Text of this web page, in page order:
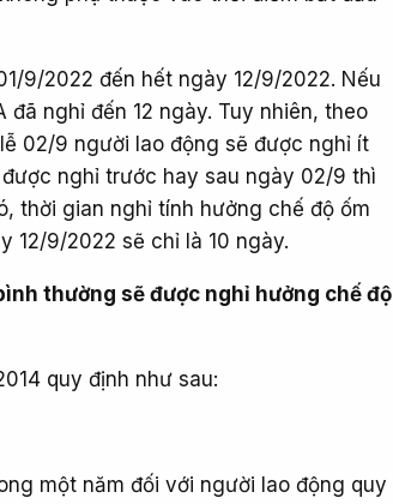
9/2022 đến hết ngày 12/9/2022. Nếu
nghỉ đến 12 ngày. Tuy nhiên, theo
02/9 người lao động sẽ được nghỉ ít
nghỉ trước hay sau ngày 02/9 thì
thời gian nghỉ tính hưởng chế độ ốm
12/9/2022 sẽ chỉ là 10 ngày.
thường sẽ được nghỉ hưởng chế độ
quy định như sau:
một năm đối với người lao động quy